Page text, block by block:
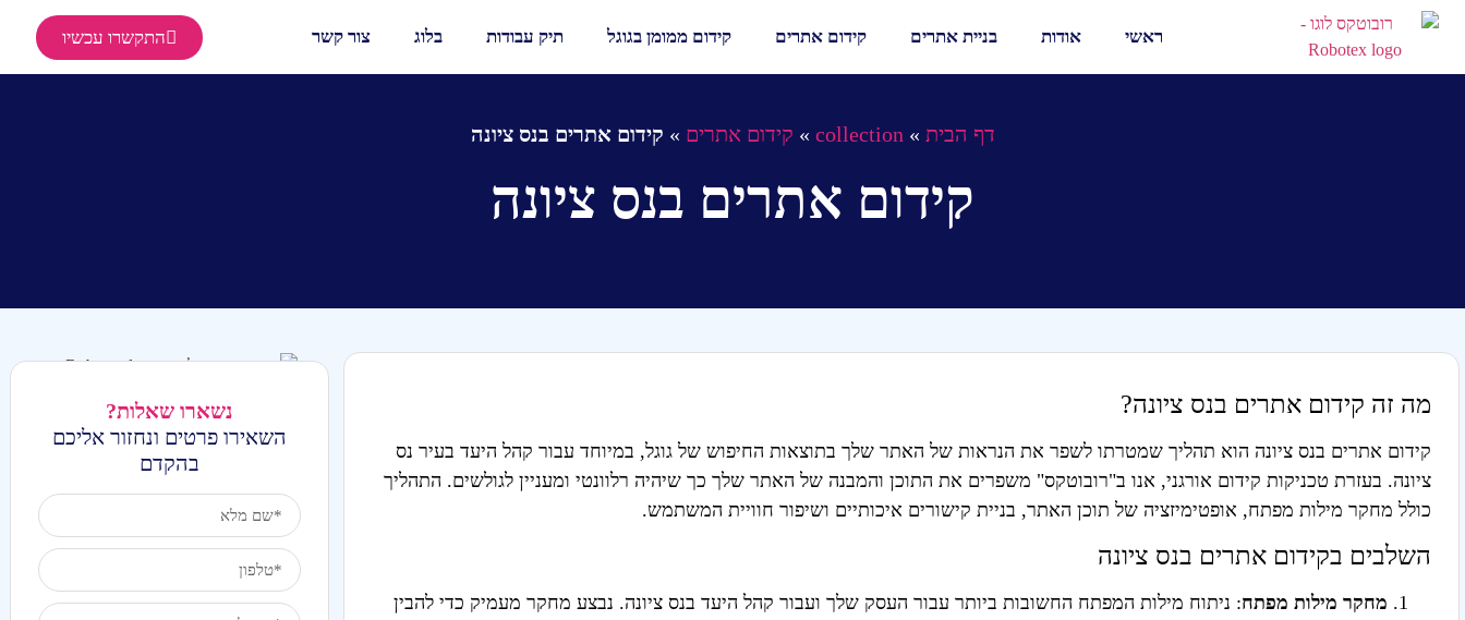
ראשי אודות בניית אתרים קידום אתרים קידום ממומן בגוגל תיק עבודות בלוג צור קשר התקשרו עכשיו
דף הבית »
collection
» קידום אתרים » קידום אתרים בנס ציונה
קידום אתרים בנס ציונה
מה זה קידום אתרים בנס ציונה?
קידום אתרים בנס ציונה הוא תהליך שמטרתו לשפר את הנראות של האתר שלך בתוצאות החיפוש של גוגל, במיוחד עבור קהל היעד בעיר נס
ציונה. בעזרת טכניקות קידום אורגני, אנו ב"רובוטקס" משפרים את התוכן והמבנה של האתר שלך כך שיהיה רלוונטי ומעניין לגולשים. התהליך
כולל מחקר מילות מפתח, אופטימיזציה של תוכן האתר, בניית קישורים איכותיים ושיפור חוויית המשתמש.
השלבים בקידום אתרים בנס ציונה
מחקר מילות מפתח: ניתוח מילות המפתח החשובות ביותר עבור העסק שלך ועבור קהל היעד בנס ציונה. נבצע מחקר מעמיק כדי להבין
נשארו שאלות?
השאירו פרטים ונחזור אליכם
בהקדם